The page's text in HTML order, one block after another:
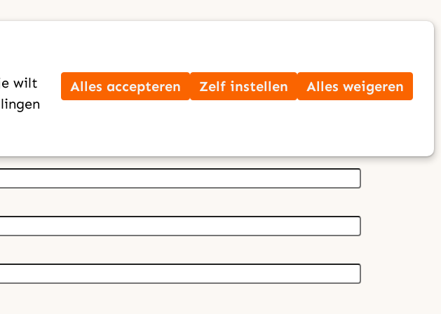
wilt
Alles accepteren Zelf instellen Alles weigeren